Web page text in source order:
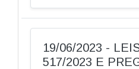
19/06/2023 -
517/2023 E